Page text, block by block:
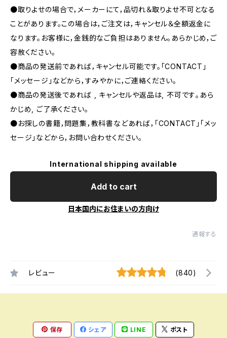
●取りよせの場合で，メーカーにて，品切れ＆取りよせ不可となる
ことがあります。この場合は，ご注文は，キャンセル＆全額返金に
なります。お客様に，金銭的なご負担はありません。あらかじめ，ご
容赦ください。
●商品の発送前であれば，キャンセル可能です。「CONTACT」
「メッセージ」などから，すみやかに，ご連絡ください。
●商品の発送後であれば , キャンセルや返品は, 不可です｡あら
かじめ, ご了承ください｡
●お探しの書籍，問題集，教科書などあれば，「CONTACT」「メッ
セージ」などから，お問い合わせください。
International shipping available
Add to cart
日本国内にお住まいの方向け
通報する
レビュー (840)
保存 シェア LINE ポスト